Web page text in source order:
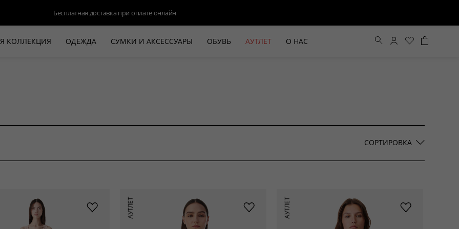
Доступна оплата Яндекс.Сплит и Долями
КОЛЛЕКЦИЯ ОДЕЖДА
ДЛЯ НЕГО
КРОЯ HAYDA
HIDA
СУМКИ И АКСЕССУАРЫ ОБУВЬ АУТЛЕТ О НАС
СОРТИРОВКА
Цена по убыванию
АУТЛЕТ АУТЛЕТ